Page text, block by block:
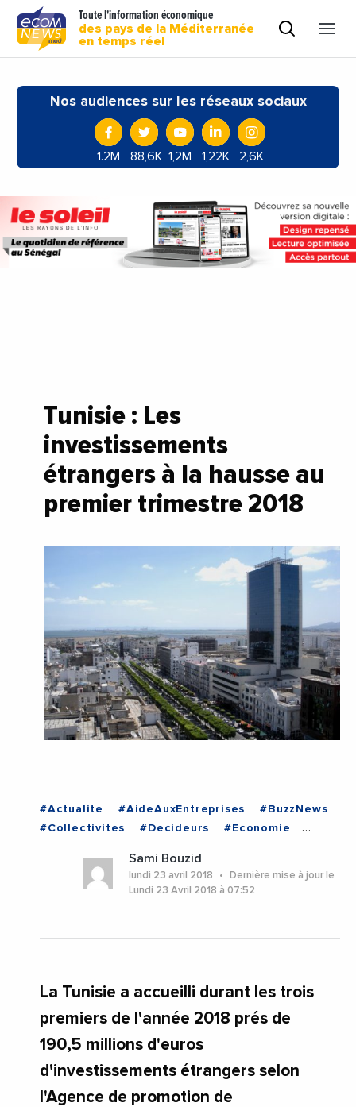
Toute l'information économique
des pays de la Méditerranée
en temps réel
Nos audiences sur les réseaux sociaux
1.2M 88,6K 1,2M 1,22K 2,6K
Tunisie : Les
investissements
étrangers à la hausse au
premier trimestre 2018
#Actualite #AideAuxEntreprises
#BuzzNews
#Collectivites
#Decideurs
#Economie
#Institutions
#TUNISIE
Sami Bouzid
lundi 23 avril 2018
Dernière mise à jour le
Lundi 23 Avril 2018 à 07:52
La Tunisie a accueilli durant les trois
premiers de l'année 2018 prés de
190,5 millions d'euros
d'investissements étrangers selon
l'Agence de promotion de